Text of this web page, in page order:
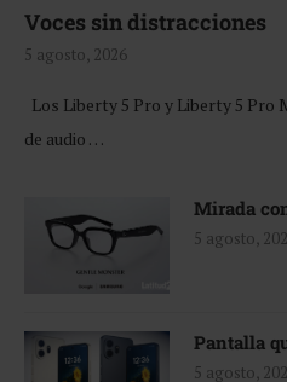
Voces sin distracciones
5 agosto, 2026
Los Liberty 5 Pro y Liberty 5 Pro
de audio …
Mirada
5 agosto,
Pantalla
5 agosto,